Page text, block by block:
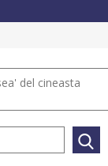
del cineasta